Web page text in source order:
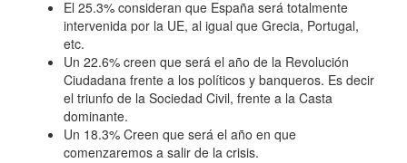
El 25.3% consideran que España será totalmente
intervenida por la UE, al igual que Grecia, Portugal,
etc.
Un 22.6% creen que será el año de la Revolución
Ciudadana frente a los políticos y banqueros. Es decir
el triunfo de la Sociedad Civil, frente a la Casta
dominante.
Un 18.3% Creen que será el año en que
comenzaremos a salir de la crisis.